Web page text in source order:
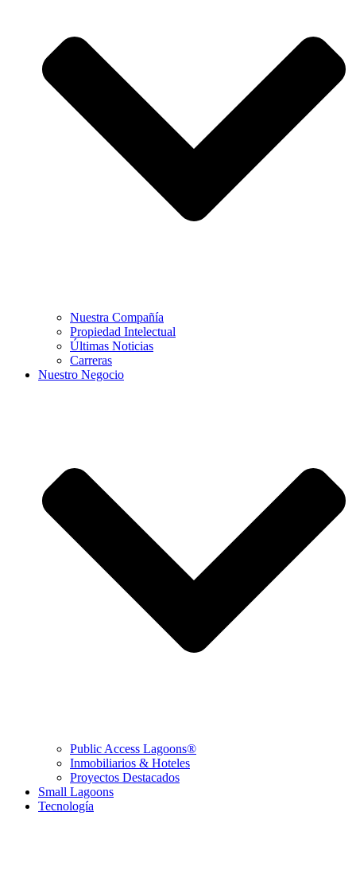
Nuestra Compañía
Propiedad Intelectual
Últimas Noticias
Carreras
Nuestro Negocio
Public Access Lagoons®
Inmobiliarios & Hoteles
Proyectos Destacados
Small Lagoons
Tecnología